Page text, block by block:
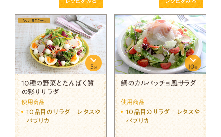
10種の野菜とたんぱく質
の彩りサラダ
5分
使用商品
10品目のサラダ レタスや
パプリカ
鯛のカルパッチョ風サラダ
10分
使用商品
10品目のサラダ レタスや
パプリカ